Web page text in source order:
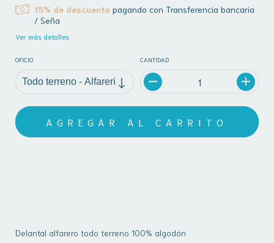
15% de descuento pagando con Transferencia bancaria
/ Seña
Ver más detalles
OFICIO CANTIDAD
Delantal alfarero todo terreno 100% algodón